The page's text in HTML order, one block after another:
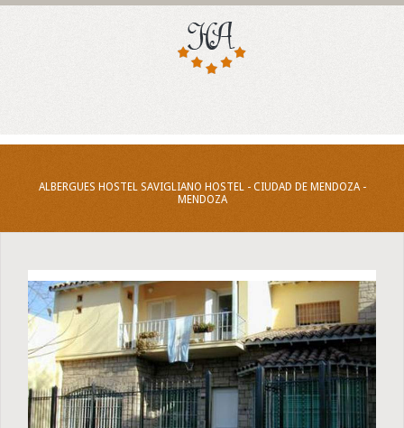
ALBERGUES HOSTEL SAVIGLIANO HOSTEL - CIUDAD DE MENDOZA -
MENDOZA